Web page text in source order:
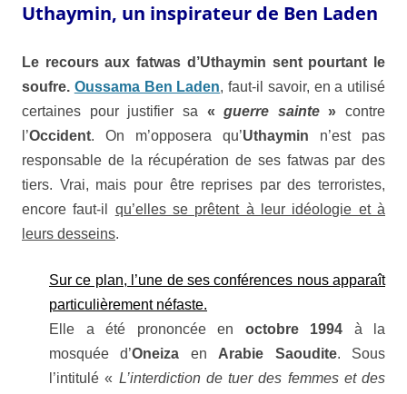
Uthaymin, un inspirateur de Ben Laden
Le recours aux fatwas d’Uthaymin sent pourtant le
soufre. Oussama Ben Laden, faut-il savoir, en a utilisé
certaines pour justifier sa «guerre sainte» contre
l’Occident. On m’opposera qu’Uthaymin n’est pas
responsable de la récupération de ses fatwas par des
tiers. Vrai, mais pour être reprises par des terroristes,
encore faut-il qu’elles se prêtent à leur idéologie et à
leurs desseins.
Sur ce plan, l’une de ses conférences nous apparaît
particulièrement néfaste.
Elle a été prononcée en octobre 1994 à la
mosquée d’Oneiza en Arabie Saoudite. Sous
l’intitulé « L’interdiction de tuer des femmes et des